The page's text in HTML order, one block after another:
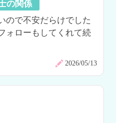
の関係
ので不安だらけでした
ォローもしてくれて続
2026/05/13